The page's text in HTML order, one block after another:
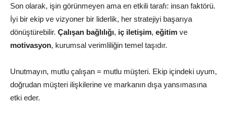
Son olarak, işin görünmeyen ama en etkili tarafı: insan faktörü.
İyi bir ekip ve vizyoner bir liderlik, her stratejiyi başarıya
dönüştürebilir. Çalışan bağlılığı, iç iletişim, eğitim ve
motivasyon, kurumsal verimliliğin temel taşıdır.
Unutmayın, mutlu çalışan = mutlu müşteri. Ekip içindeki uyum,
doğrudan müşteri ilişkilerine ve markanın dışa yansımasına
etki eder.